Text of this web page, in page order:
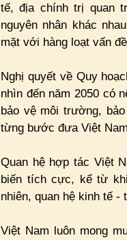
tế, địa chính trị quan
nguyên nhân khác
mặt với hàng loạt vấn
Nghị quyết về Quy
nhìn đến năm 2050 có
bảo vệ môi trường,
từng bước đưa Việt
Quan hệ hợp tác Việt
biến tích cực, kể từ
nhiên, quan hệ kinh tế
Việt Nam luôn mong